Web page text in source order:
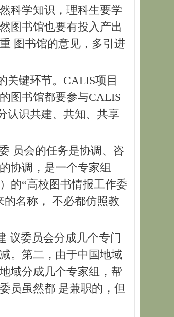
科学知识，理科生要学
图书馆也要有投入产出
图书馆的意见，多引进
关键环节。CALIS项目
图书馆都要参与CALIS
认识共建、共知、共享
员会的任务是协调、咨
协调，是一个专家组
的“高校图书情报工作委
名称， 不必都仿照教
议委员会分成几个专门
。第二，由于中国地域
域分成几个专家组，帮
员虽然都 是兼职的，但